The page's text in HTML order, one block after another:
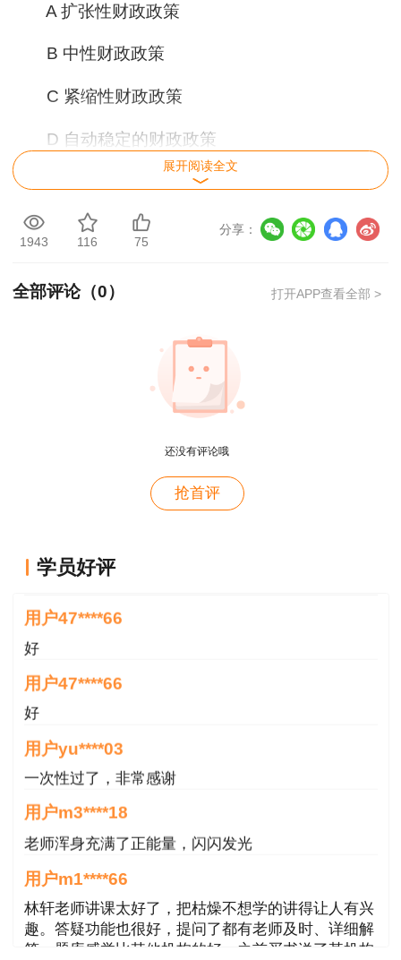
A 扩张性财政政策
B 中性财政政策
C 紧缩性财政政策
D 自动稳定的财政政策
E 相机抉择的财政政策
正确答案：DE
的类型根据发挥作用的方式分为自动稳定的财政政
展开阅读全文
1943 116 75
分享：
全部评论（0） 打开APP查看全部 >
还没有评论哦
抢首评
学员好评
用户47****66
用户47****66
好
用户yu****03
一次性过了，非常感谢
用户m3****18
老师浑身充满了正能量，闪闪发光
用户m1****66
林轩老师讲课太好了，把枯燥不想学的讲得让人有兴
趣。答疑功能也很好，提问了都有老师及时、详细解
答。题库感觉比其他机构的好，之前买书送了某机构
的做题权限，好多题还是旧教材里的
用户m2****68